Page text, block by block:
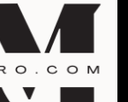
পরিবারের
তুলে দিলেন